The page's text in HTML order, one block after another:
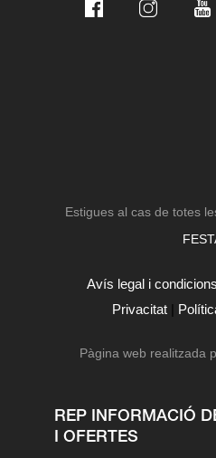
Estigues al cas de totes
Avís legal i
Privacitat |
Pàgina web realitzada
REP INFORMACIÓ
I OFERTES